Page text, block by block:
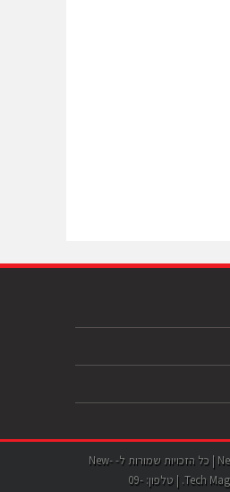
New-Tech Magazine | כל הזכויות שמורות ל- New-
Tech Magazines Group Ltd. | טלפון: 09-